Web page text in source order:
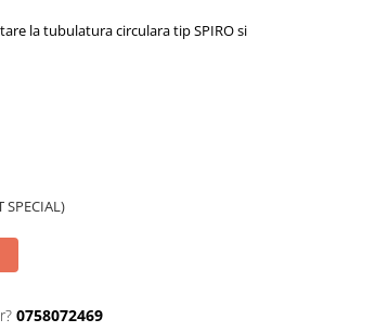
la tubulatura circulara tip SPIRO si
SPECIAL)
0758072469